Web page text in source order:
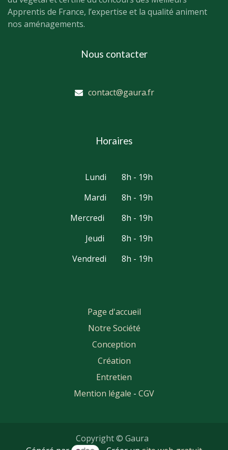
Apprentis de France, l’expertise et la qualité animent
nos aménagements.
Nous contacter
contact@gaura.fr
Horaires
Lundi
Mardi
Mercredi
Jeudi
Vendredi
8h - 19h
8h - 19h
8h - 19h
8h - 19h
8h - 19h
Page d'accueil
Notre Société
Conception
Création
Entretien
Mention légale - CGV
Copyright © Gaura